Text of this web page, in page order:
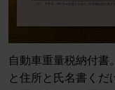
自動車重量税納付書
と住所と氏名書くだ